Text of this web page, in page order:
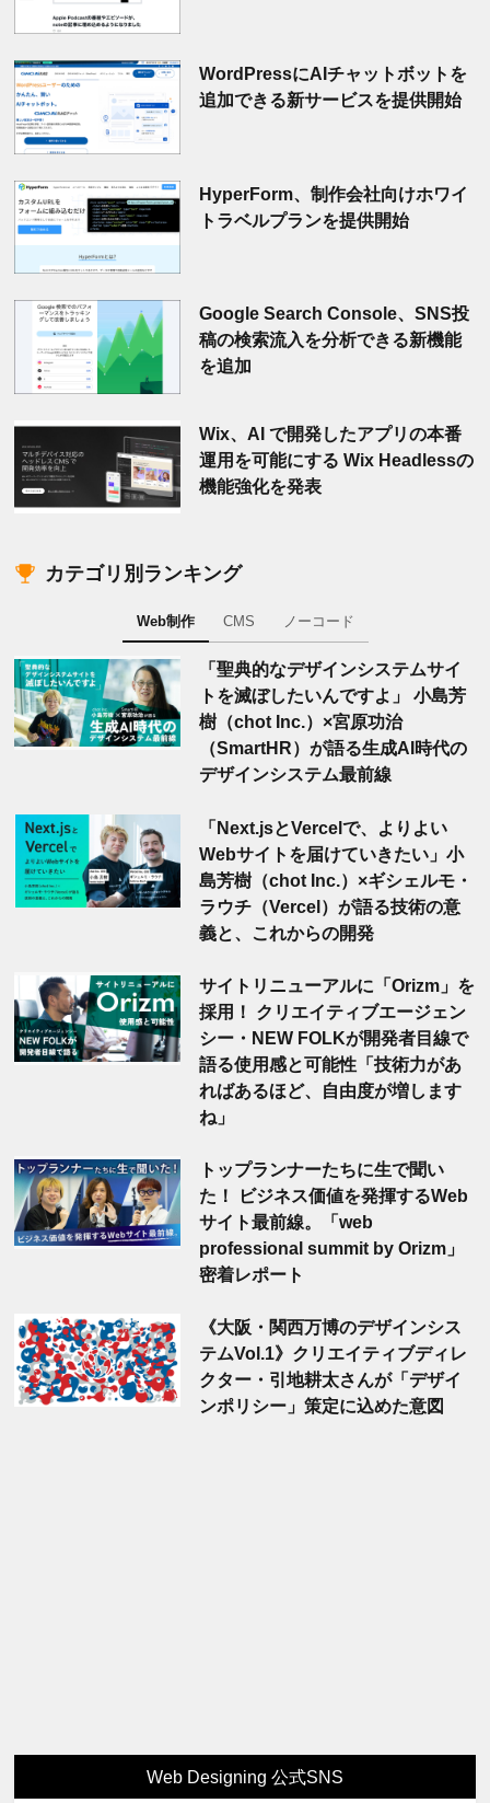
WordPressにAIチャットボットを
追加できる新サービスを提供開始
HyperForm、制作会社向けホワイ
トラベルプランを提供開始
Google Search Console、SNS投
稿の検索流入を分析できる新機能
を追加
Wix、AI で開発したアプリの本番
運用を可能にする Wix Headlessの
機能強化を発表
カテゴリ別ランキング
Web制作 CMS ノーコード
「聖典的なデザインシステムサイ
トを滅ぼしたいんですよ」 小島芳
樹（chot Inc.）×宮原功治
（SmartHR）が語る生成AI時代の
デザインシステム最前線
「Next.jsとVercelで、よりよい
Webサイトを届けていきたい」小
島芳樹（chot Inc.）×ギシェルモ・
ラウチ（Vercel）が語る技術の意
義と、これからの開発
サイトリニューアルに「Orizm」を
採用！ クリエイティブエージェン
シー・NEW FOLKが開発者目線で
語る使用感と可能性「技術力があ
ればあるほど、自由度が増します
ね」
トップランナーたちに生で聞い
た！ ビジネス価値を発揮するWeb
サイト最前線。「web
professional summit by Orizm」
密着レポート
《大阪・関西万博のデザインシス
テムVol.1》クリエイティブディレ
クター・引地耕太さんが「デザイ
ンポリシー」策定に込めた意図
Web Designing 公式SNS